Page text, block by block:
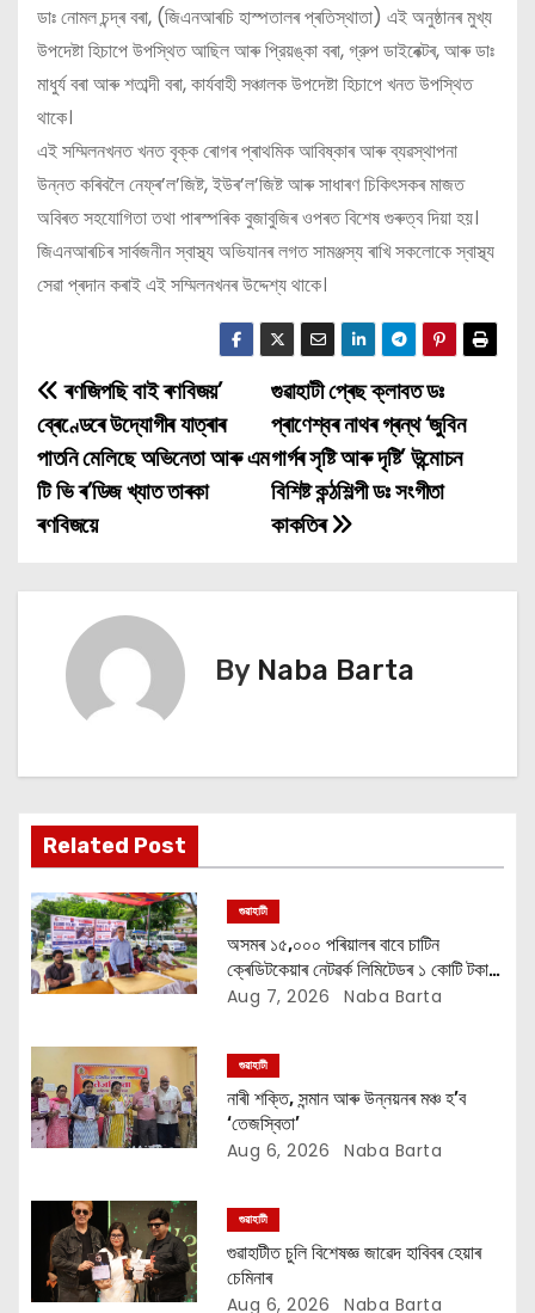
ডাঃ নোমল চন্দ্ৰ বৰা, (জিএনআৰচি হাস্পতালৰ প্ৰতিস্থাতা) এই অনুষ্ঠানৰ মুখ্য
উপদেষ্টা হিচাপে উপস্থিত আছিল আৰু প্রিয়ঙ্কা বৰা, গ্রুপ ডাইৰেক্টৰ, আৰু ডাঃ
মাধুৰ্য বৰা আৰু শতাব্দী বৰা, কাৰ্যবাহী সঞ্চালক উপদেষ্টা হিচাপে খনত উপস্থিত
থাকে।
এই সম্মিলনখনত খনত বৃক্ক ৰোগৰ প্ৰাথমিক আবিষ্কাৰ আৰু ব্যৱস্থাপনা
উন্নত কৰিবলৈ নেফ্ৰ’ল’জিষ্ট, ইউৰ’ল’জিষ্ট আৰু সাধাৰণ চিকিৎসকৰ মাজত
অবিৰত সহযোগিতা তথা পাৰস্পৰিক বুজাবুজিৰ ওপৰত বিশেষ গুৰুত্ব দিয়া হয়।
জিএনআৰচিৰ সার্বজনীন স্বাস্থ্য অভিযানৰ লগত সামঞ্জস্য ৰাখি সকলোকে স্বাস্থ্য
সেৱা প্ৰদান কৰাই এই সম্মিলনখনৰ উদ্দেশ্য থাকে।
P
o
s
n
a
t
i
o
n
গুৱাহাটী প্ৰেছ ক্লাবত ডঃ
প্ৰাণেশ্বৰ নাথৰ গ্ৰন্থ ‘জুবিন
গাৰ্গৰ সৃষ্টি আৰু দৃষ্টি’ উন্মোচন
বিশিষ্ট কন্ঠশিল্পী ডঃ সংগীতা
কাকতিৰ
ৰণজিপছি বাই ৰণবিজয়’
ব্ৰেণ্ডেৰে উদ্যোগীৰ যাত্ৰাৰ
পাতনি মেলিছে অভিনেতা আৰু এম
টি ভি ৰ’ডিজ খ্যাত তাৰকা
ৰণবিজয়ে
By Naba Barta
Related Post
গুৱাহাটী
অসমৰ ১৫,০০০ পৰিয়ালৰ বাবে চাটিন
ক্ৰেডিটকেয়াৰ নেটৱৰ্ক লিমিটেডৰ ১ কোটি টকাৰ
বান সাহায্য অভিযান
Aug 7, 2026 Naba Barta
গুৱাহাটী
নাৰী শক্তি, সন্মান আৰু উন্নয়নৰ মঞ্চ হ’ব
‘তেজস্বিতা’
Aug 6, 2026 Naba Barta
গুৱাহাটী
গুৱাহাটীত চুলি বিশেষজ্ঞ জাৱেদ হাবিবৰ হেয়াৰ
চেমিনাৰ
Aug 6, 2026 Naba Barta